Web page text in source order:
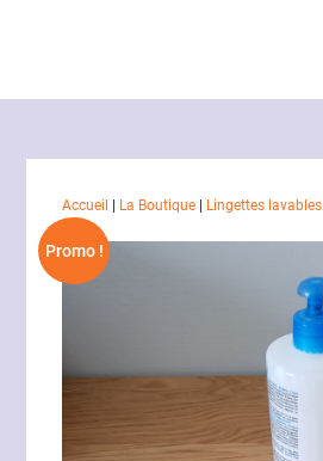
Accueil La Boutique Lingettes lavables
Promo !